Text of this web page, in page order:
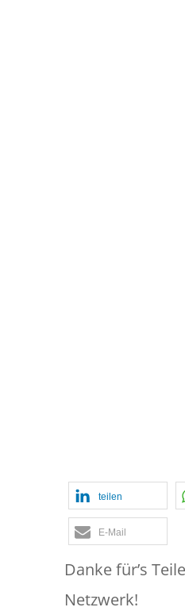
teilen
E-Mail
Danke für’s
Netzwerk!